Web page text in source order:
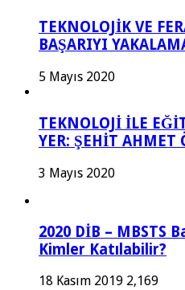
TEKNOLOJİK VE
BAŞARIYI
5 Mayıs 2020
TEKNOLOJİ İLE
YER: ŞEHİT AHMET
3 Mayıs 2020
2020 DİB – MBSTS
Kimler Katılabilir?
18 Kasım 2019 2,169